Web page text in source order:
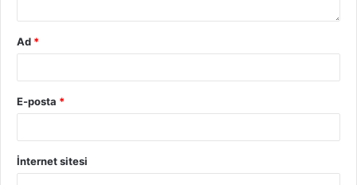
Ad *
E-posta *
İnternet sitesi